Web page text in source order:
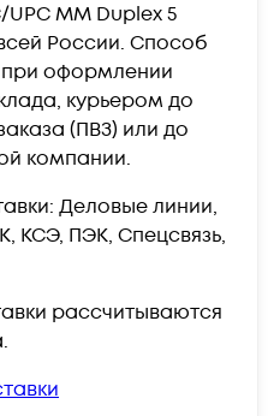
MM Duplex 5
России. Способ
оформлении
курьером до
(ПВЗ) или до
компании.
Деловые линии,
КСЭ, ПЭК, Спецсвязь,
рассчитываются